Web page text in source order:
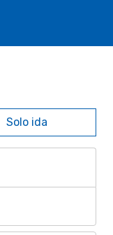
Solo ida